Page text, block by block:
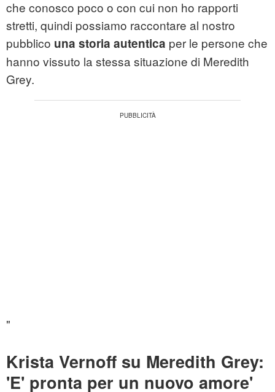
che conosco poco o con cui non ho rapporti
stretti, quindi possiamo raccontare al nostro
pubblico una storia autentica per le persone che
hanno vissuto la stessa situazione di Meredith
Grey.
"
Krista Vernoff su Meredith Grey:
'E' pronta per un nuovo amore'